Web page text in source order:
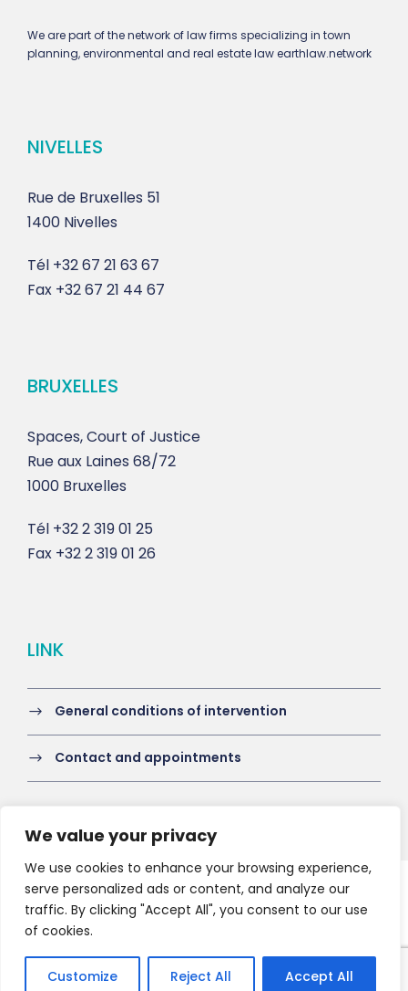
We value your privacy
We use cookies to enhance your browsing experience,
serve personalized ads or content, and analyze our
traffic. By clicking "Accept All", you consent to our use
of cookies.
Customize Reject All Accept All
We are part of the network of law firms specializing in town
planning, environmental and real estate law earthlaw.network
NIVELLES
Rue de Bruxelles 51
1400 Nivelles
Tél +32 67 21 63 67
Fax +32 67 21 44 67
BRUXELLES
Spaces, Court of Justice
Rue aux Laines 68/72
1000 Bruxelles
Tél +32 2 319 01 25
Fax +32 2 319 01 26
LINK
General conditions of intervention
Contact and appointments
Copyright 2021 HV-A, All Right Reserved